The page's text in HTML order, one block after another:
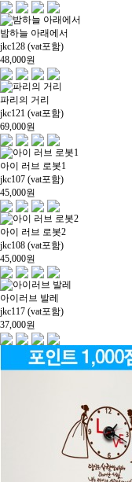
밤하늘 아래에서
jkc128 (vat포함)
48,000원
파리의 거리
jkc121 (vat포함)
69,000원
아이 러브 로봇1
jkc107 (vat포함)
45,000원
아이 러브 로봇2
jkc108 (vat포함)
45,000원
아이러브 발레
jkc117 (vat포함)
37,000원